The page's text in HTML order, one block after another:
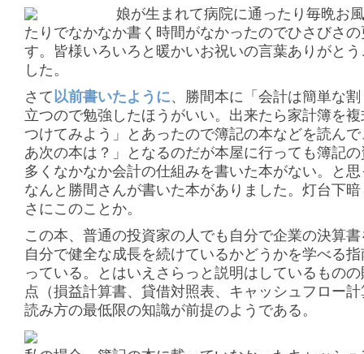
娘が生まれて病院に通ったり毎晩お
たりでなかなか書く時間がなかったのでひさびさ
す。皆様いろいろと暖かいお祝いの言葉ありがと
した。
さて 以前書いたように、勝間本に「会計は簡単な
立つので勉強したほうがいい。出来たら家計簿を
つけてみよう」とあったので簿記の本などを読ん
あ次の本は？」となるのだが本屋に行っても簿記
多くなかなか会計の仕組みを書いた本がない。と
なんと勝間さんが書いた本がありました。灯台下
さにこのことか。
この本、普通の投資家の人でも自分で企業の決算
自分で健全な成長を続けているかどうかを学べる
っている。とはいえさらっと説明はしているもの
点（損益計算書、貸借対照表、キャッシュフロー
読み方の最低限の知識が前提のようである。